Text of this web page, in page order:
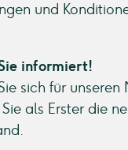
und
informiert!
sich für
als Erster die